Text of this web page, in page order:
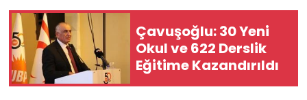
Çavuşoğlu: 30 Yeni
Okul ve 622 Derslik
Eğitime Kazandırıldı
YAŞAM
Yazarlar